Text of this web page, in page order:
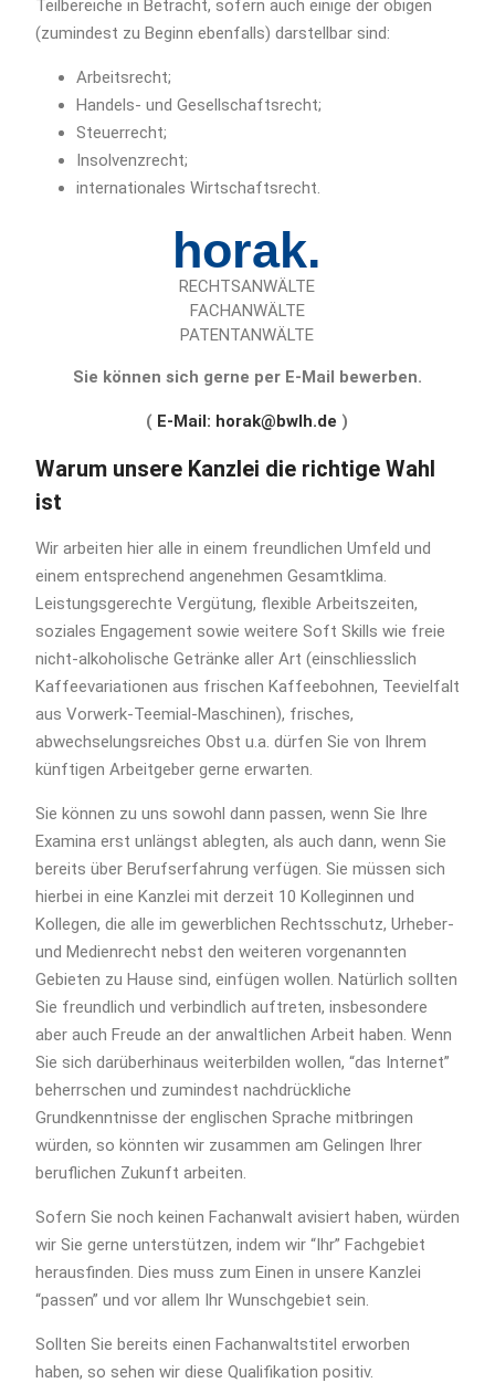
Teilbereiche in Betracht, sofern auch einige der obigen
(zumindest zu Beginn ebenfalls) darstellbar sind:
Arbeitsrecht;
Handels- und Gesellschaftsrecht;
Steuerrecht;
Insolvenzrecht;
internationales Wirtschaftsrecht.
horak.
RECHTSANWÄLTE
FACHANWÄLTE
PATENTANWÄLTE
Sie können sich gerne per E-Mail bewerben.
( E-Mail: horak@bwlh.de )
Warum unsere Kanzlei die richtige Wahl
ist
Wir arbeiten hier alle in einem freundlichen Umfeld und
einem entsprechend angenehmen Gesamtklima.
Leistungsgerechte Vergütung, flexible Arbeitszeiten,
soziales Engagement sowie weitere Soft Skills wie freie
nicht-alkoholische Getränke aller Art (einschliesslich
Kaffeevariationen aus frischen Kaffeebohnen, Teevielfalt
aus Vorwerk-Teemial-Maschinen), frisches,
abwechselungsreiches Obst u.a. dürfen Sie von Ihrem
künftigen Arbeitgeber gerne erwarten.
Sie können zu uns sowohl dann passen, wenn Sie Ihre
Examina erst unlängst ablegten, als auch dann, wenn Sie
bereits über Berufserfahrung verfügen. Sie müssen sich
hierbei in eine Kanzlei mit derzeit 10 Kolleginnen und
Kollegen, die alle im gewerblichen Rechtsschutz, Urheber-
und Medienrecht nebst den weiteren vorgenannten
Gebieten zu Hause sind, einfügen wollen. Natürlich sollten
Sie freundlich und verbindlich auftreten, insbesondere
aber auch Freude an der anwaltlichen Arbeit haben. Wenn
Sie sich darüberhinaus weiterbilden wollen, “das Internet”
beherrschen und zumindest nachdrückliche
Grundkenntnisse der englischen Sprache mitbringen
würden, so könnten wir zusammen am Gelingen Ihrer
beruflichen Zukunft arbeiten.
Sofern Sie noch keinen Fachanwalt avisiert haben, würden
wir Sie gerne unterstützen, indem wir “Ihr” Fachgebiet
herausfinden. Dies muss zum Einen in unsere Kanzlei
“passen” und vor allem Ihr Wunschgebiet sein.
Sollten Sie bereits einen Fachanwaltstitel erworben
haben, so sehen wir diese Qualifikation positiv.